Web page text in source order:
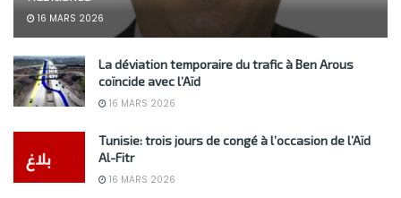
16 MARS 2026
La déviation temporaire du trafic à Ben Arous
coïncide avec l’Aïd
16 MARS 2026
Tunisie: trois jours de congé à l’occasion de l’Aïd
Al-Fitr
16 MARS 2026